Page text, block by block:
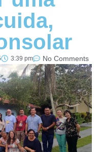
3:39 pm No Comments